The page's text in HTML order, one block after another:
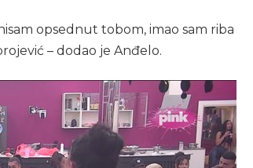
opsednut tobom, imao sam riba
– dodao je Anđelo.